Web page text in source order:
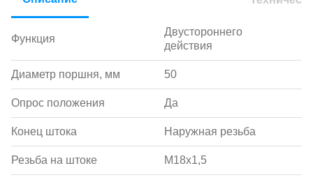
Функция
Двустороннего
действия
Диаметр поршня, мм 50
Опрос положения Да
Конец штока Наружная резьба
Резьба на штоке M18х1,5